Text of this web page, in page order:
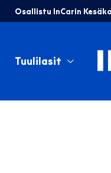
Osallistu InCarin
Tuulilasit